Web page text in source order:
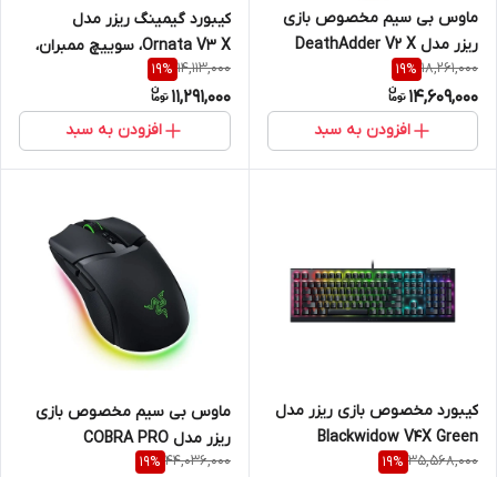
ماوس بی سیم مخصوص بازی
ریزر مدل DeathAdder V2 X
HyperSpeed
18,261,000
19%
14,609,000
افزودن به سبد
کیبورد گیمینگ ریزر مدل
Ornata V3 X، سوییچ ممبران،
Full-Size، نورپردازی RGB
14,113,000
19%
11,291,000
افزودن به سبد
کیبورد مخصوص بازی ریزر مدل
Blackwidow V4X Green
switch
35,568,000
19%
ماوس بی سیم مخصوص بازی
ریزر مدل COBRA PRO
44,036,000
19%